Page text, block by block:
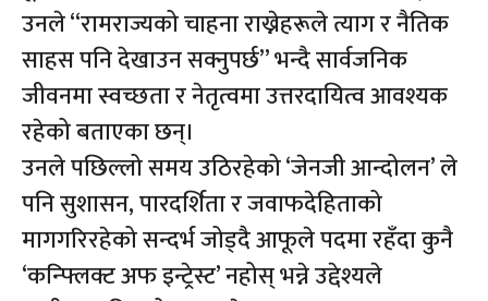
उनले “रामराज्यको चाहना राख्नेहरूले त्याग र नैतिक
साहस पनि देखाउन सक्नुपर्छ” भन्दै सार्वजनिक
जीवनमा स्वच्छता र नेतृत्वमा उत्तरदायित्व आवश्यक
रहेको बताएका छन्।
उनले पछिल्लो समय उठिरहेको ‘जेनजी आन्दोलन’ ले
पनि सुशासन, पारदर्शिता र जवाफदेहिताको
मागगरिरहेको सन्दर्भ जोड्दै आफूले पदमा रहँदा कुनै
‘कन्फ्लिक्ट अफ इन्ट्रेस्ट’ नहोस् भन्ने उद्देश्यले